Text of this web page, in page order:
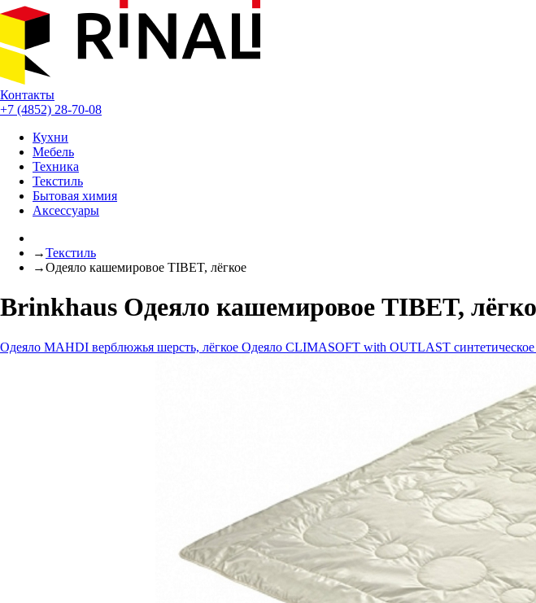
Контакты
+7 (4852) 28-70-08
Кухни
Мебель
Техника
Текстиль
Бытовая химия
Аксессуары
→Текстиль
→Одеяло кашемировое TIBET, лёгкое
Brinkhaus Одеяло кашемировое TIBET,
Одеяло MAHDI верблюжья шерсть, лёгкое Одеяло CLIMASOFT with OUTLAST синтетическое